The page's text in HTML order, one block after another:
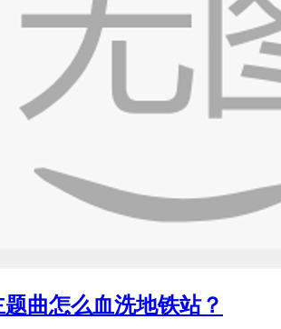
曲怎么血洗地铁站？